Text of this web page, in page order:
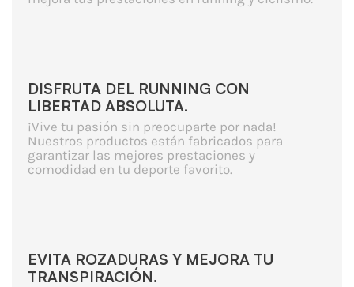
DISFRUTA DEL RUNNING CON
LIBERTAD ABSOLUTA.
¡Vive tu pasión sin preocuparte por nada!
Nuestros productos están fabricados para
garantizar las mejores prestaciones y
comodidad en tu deporte favorito.
EVITA ROZADURAS Y MEJORA TU
TRANSPIRACIÓN.